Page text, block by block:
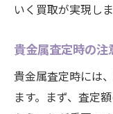
いく買取が実現しま
貴金属査定時の
貴金属査定時には
ます。まず、査定